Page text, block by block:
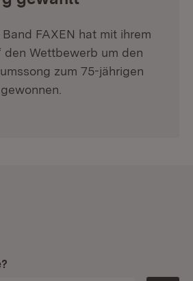
FAXEN hat mit ihrem
den Wettbewerb um den
zum 75-jährigen